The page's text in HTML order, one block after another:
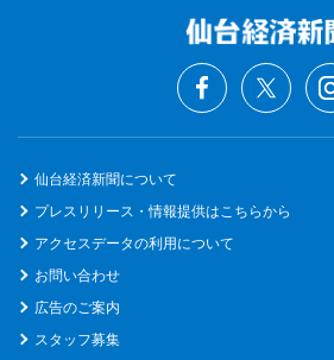
仙台経済新聞について
プレスリリース・情報提供はこちらから
アクセスデータの利用について
お問い合わせ
広告のご案内
スタッフ募集